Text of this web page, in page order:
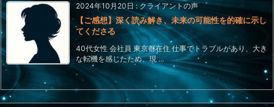
2024年10月20日 : クライアントの声
【ご感想】深く読み解き、未来の可能性を的確に示し
てくださる
40代女性 会社員 東京都在住 仕事でトラブルがあり、大き
な転機を感じたため、現 ...